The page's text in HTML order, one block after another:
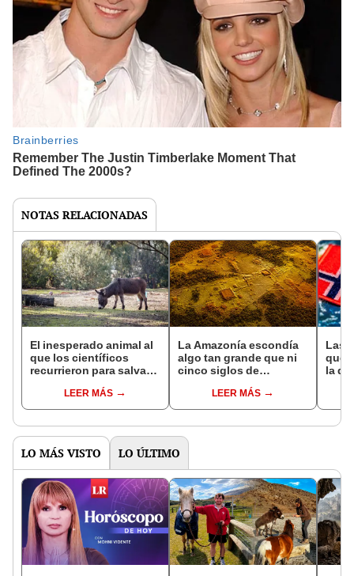
NOTAS RELACIONADAS
El inesperado animal al
que los científicos
recurrieron para salvar
reintroducción de un
asno salvaje está
en un paisaje con más
LEER MÁS
La Amazonía escondía
algo tan grande que ni
cinco siglos de
encontrarlo: el hallazgo
podría cambiar todo lo
pasado
LEER MÁS
Las
que
la de
LO MÁS VISTO LO ÚLTIMO